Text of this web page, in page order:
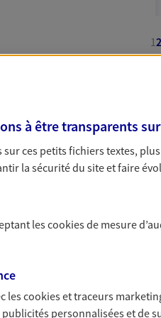
NOUS CONTACTER
WEB
AXA Prévoyance &
Etage 313 Terrasses De
12
à Nanterre ou des
assurance pour
AXA met un point
à être transparents
ces petits fichiers textes,
la sécurité du site et faire
lescookiesde mesure
lescookies et traceurs
personnalisées et de